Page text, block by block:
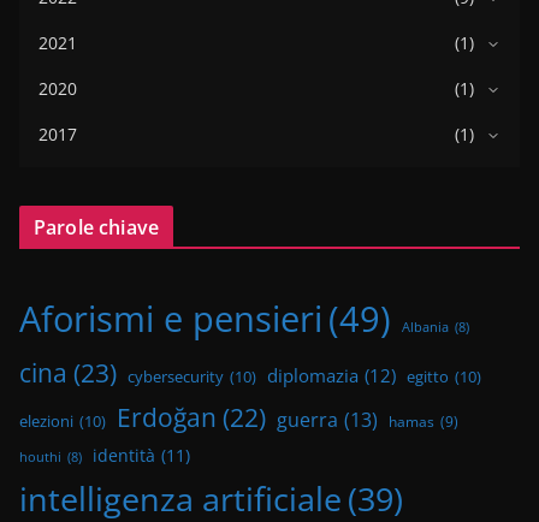
2021
(1)
2020
(1)
2017
(1)
Parole chiave
Aforismi e pensieri (49) Albania (8)
cina (23) cybersecurity (10) diplomazia (12) egitto (10)
elezioni (10) Erdoğan (22) guerra (13) hamas (9)
houthi (8) identità (11)
intelligenza artificiale(39)